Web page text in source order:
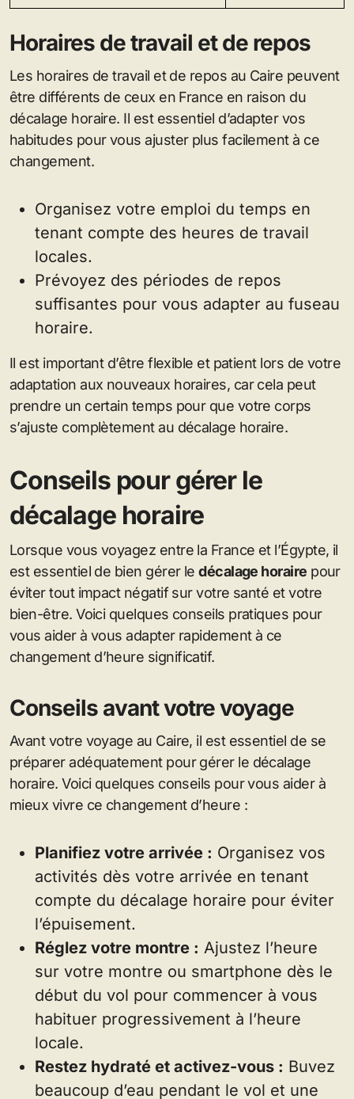
Horaires de travail et de repos
Les horaires de travail et de repos au Caire peuvent
être différents de ceux en France en raison du
décalage horaire. Il est essentiel d’adapter vos
habitudes pour vous ajuster plus facilement à ce
changement.
Organisez votre emploi du temps en
tenant compte des heures de travail
locales.
Prévoyez des périodes de repos
suffisantes pour vous adapter au fuseau
horaire.
Il est important d’être flexible et patient lors de votre
adaptation aux nouveaux horaires, car cela peut
prendre un certain temps pour que votre corps
s’ajuste complètement au décalage horaire.
Conseils pour gérer le
décalage horaire
Lorsque vous voyagez entre la France et l’Égypte, il
est essentiel de bien gérer ledécalage horaire pour
éviter tout impact négatif sur votre santé et votre
bien-être. Voici quelques conseils pratiques pour
vous aider à vous adapter rapidement à ce
changement d’heure significatif.
Conseils avant votre voyage
Avant votre voyage au Caire, il est essentiel de se
préparer adéquatement pour gérer le décalage
horaire. Voici quelques conseils pour vous aider à
mieux vivre ce changement d’heure :
Planifiez votre arrivée : Organisez vos
activités dès votre arrivée en tenant
compte du décalage horaire pour éviter
l’épuisement.
Réglez votre montre : Ajustez l’heure
sur votre montre ou smartphone dès le
début du vol pour commencer à vous
habituer progressivement à l’heure
locale.
Restez hydraté et activez-vous : Buvez
beaucoup d’eau pendant le vol et une